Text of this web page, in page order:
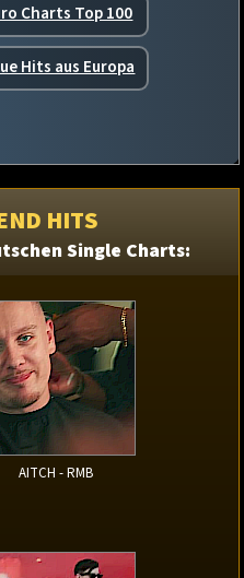
Charts Top 100
Hits aus Europa
HITS
Single Charts:
AITCH - RMB